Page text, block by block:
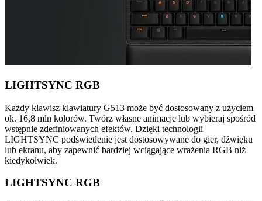
LIGHTSYNC RGB
Każdy klawisz klawiatury G513 może być dostosowany z użyciem
ok. 16,8 mln kolorów. Twórz własne animacje lub wybieraj spośród
wstępnie zdefiniowanych efektów. Dzięki technologii
LIGHTSYNC podświetlenie jest dostosowywane do gier, dźwięku
lub ekranu, aby zapewnić bardziej wciągające wrażenia RGB niż
kiedykolwiek.
LIGHTSYNC RGB